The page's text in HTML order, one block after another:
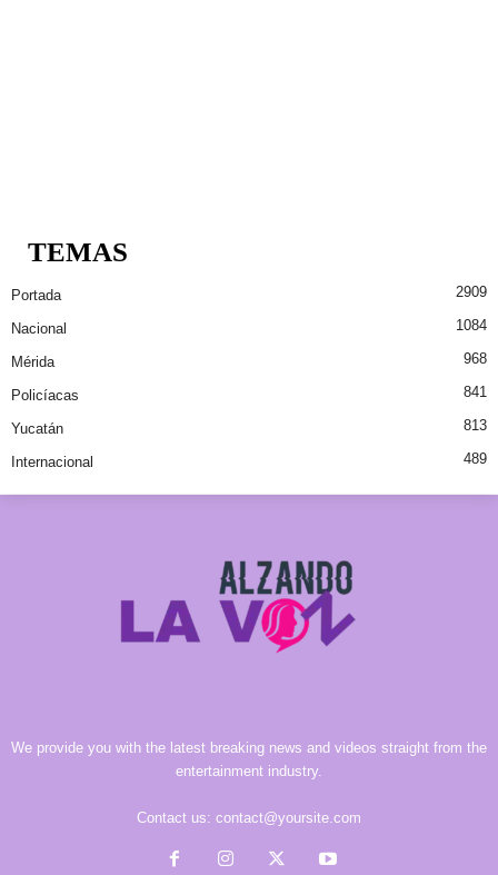
TEMAS
Portada 2909
Nacional 1084
Mérida 968
Policíacas 841
Yucatán 813
Internacional 489
We provide you with the latest breaking news and videos straight from the
entertainment industry.
Contact us: contact@yoursite.com